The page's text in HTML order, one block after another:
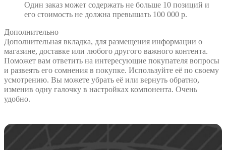
Один заказ может содержать не больше 10 позиций и
его стоимость не должна превышать 100 000 р.
Дополнительно
Дополнительная вкладка, для размещения информации о
магазине, доставке или любого другого важного контента.
Поможет вам ответить на интересующие покупателя вопросы
и развеять его сомнения в покупке. Используйте её по своему
усмотрению. Вы можете убрать её или вернуть обратно,
изменив одну галочку в настройках компонента. Очень
удобно.